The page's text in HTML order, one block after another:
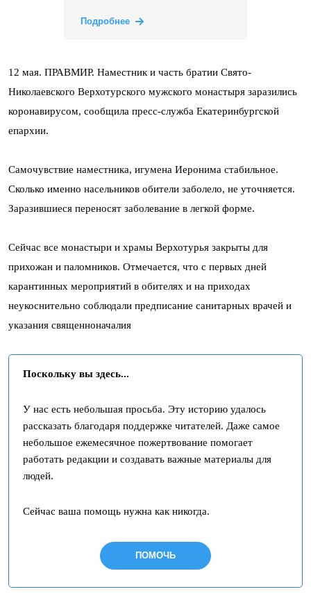
Подробнее
12 мая. ПРАВМИР. Наместник и часть братии Свято-
Николаевского Верхотурского мужского монастыря заразились
коронавирусом, сообщила пресс-служба Екатеринбургской
епархии.
Самочувствие наместника, игумена Иеронима стабильное.
Сколько именно насельников обители заболело, не уточняется.
Заразившиеся переносят заболевание в легкой форме.
Сейчас все монастыри и храмы Верхотурья закрыты для
прихожан и паломников. Отмечается, что с первых дней
карантинных мероприятий в обителях и на приходах
неукоснительно соблюдали предписание санитарных врачей и
указания священноначалия
Поскольку вы здесь...
У нас есть небольшая просьба. Эту историю удалось
рассказать благодаря поддержке читателей. Даже самое
небольшое ежемесячное пожертвование помогает
работать редакции и создавать важные материалы для
людей.
Сейчас ваша помощь нужна как никогда.
ПОМОЧЬ